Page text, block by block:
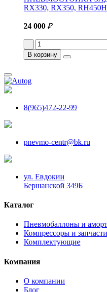
RX330, RX350, RH450H
24 000 ₽
В корзину
8(965)472-22-99
pnevmo-centr@bk.ru
ул. Евдокии
Бершанской 349Б
Каталог
Пневмобаллоны и
Компрессоры и запчасти
Комплектующие
Компания
О компании
Блог